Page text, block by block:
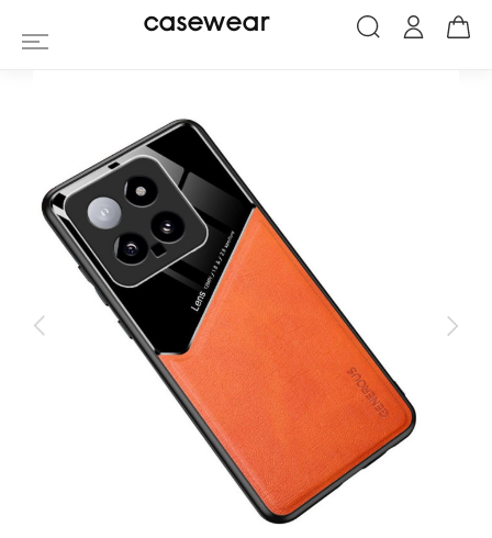
Coque Xiaomi 14 generous premium
casewear